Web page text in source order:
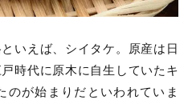
いえば、シイタケ。原産は日
時代に原木に自生していたキ
のが始まりだといわれていま